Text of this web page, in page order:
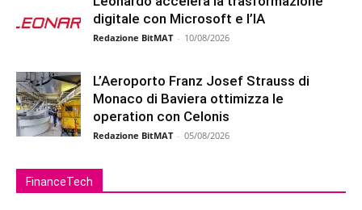
digitale con Microsoft e l’IA
Redazione BitMAT - 10/08/2026
L’Aeroporto Franz Josef Strauss di
Monaco di Baviera ottimizza le
operation con Celonis
Redazione BitMAT - 05/08/2026
FinanceTech